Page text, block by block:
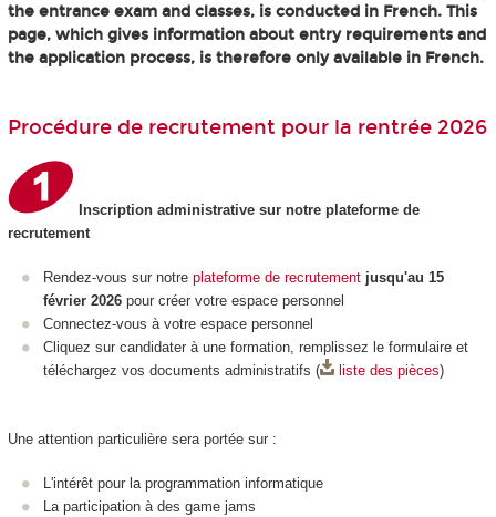
the entrance exam and classes, is conducted in French. This
page, which gives information about entry requirements and
the application process, is therefore only available in French.
Procédure de recrutement pour la rentrée 2026
Inscription administrative sur notre plateforme de
recrutement
Rendez-vous sur notre plateforme de recrutement jusqu'au 15
février 2026 pour créer votre espace personnel
Connectez-vous à votre espace personnel
Cliquez sur candidater à une formation, remplissez le formulaire et
téléchargez vos documents administratifs (
liste des pièces)
Une attention particulière sera portée sur :
L'intérêt pour la programmation informatique
La participation à des game jams